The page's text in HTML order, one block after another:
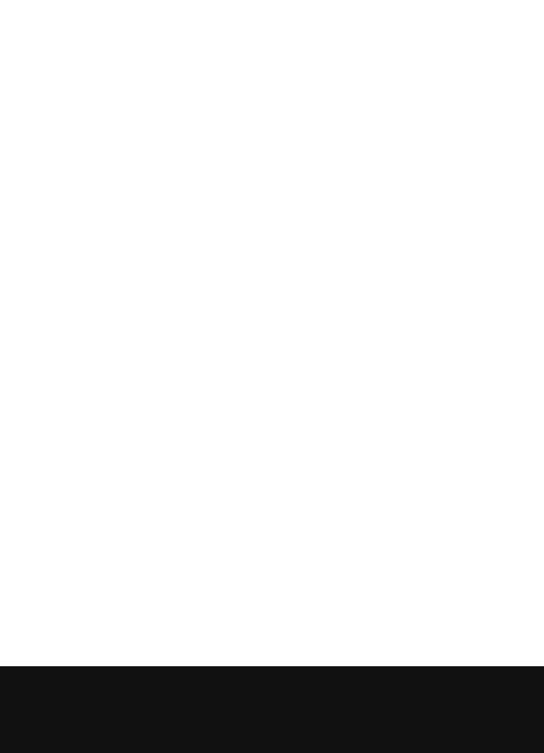
SGT Gülle – Sattelauflieger und Schleppschlauchverteiler
letzten drei Jahren — Landwirtschaft-Live